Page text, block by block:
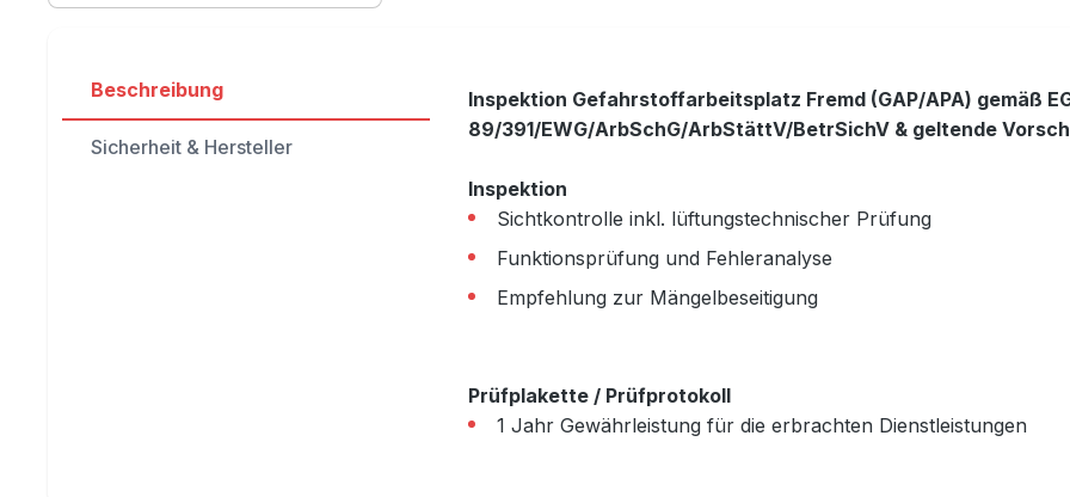
Beschreibung
Sicherheit & Hersteller
Inspektion Gefahrstoffarbeitsplatz Fremd (GAP/APA) gemäß
89/391/EWG/ArbSchG/ArbStättV/BetrSichV & geltende
Inspektion
Sichtkontrolle inkl. lüftungstechnischer Prüfung
Funktionsprüfung und Fehleranalyse
Empfehlung zur Mängelbeseitigung
Prüfplakette / Prüfprotokoll
1 Jahr Gewährleistung für die erbrachten Dienstleistungen